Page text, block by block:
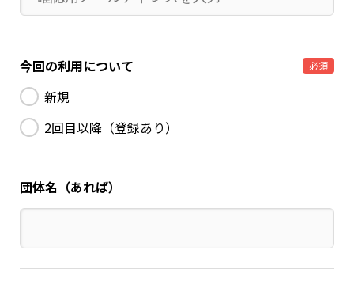
今回の利用について 必須
新規
2回目以降（登録あり）
団体名（あれば）